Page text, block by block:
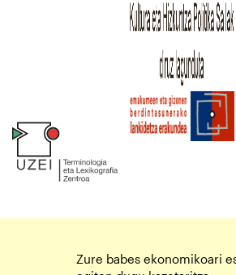
Zure babes ekonomikoari